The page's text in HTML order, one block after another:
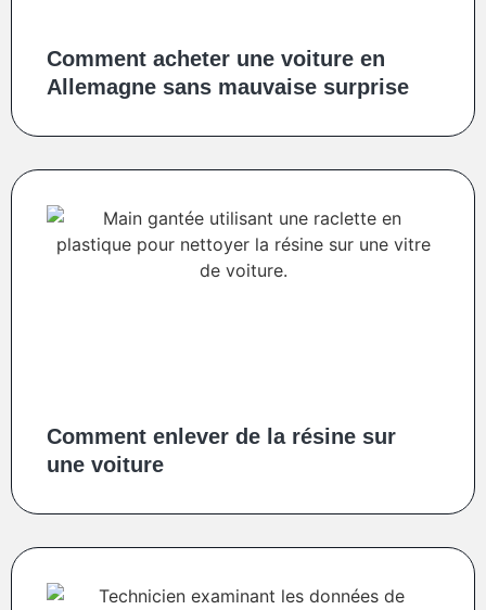
Comment acheter une voiture en
Allemagne sans mauvaise surprise
Comment enlever de la résine sur
une voiture